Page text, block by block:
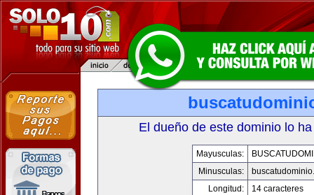
El dueño de este dominio lo
Mayusculas:
Minusculas:
Longitud:
14 caracteres